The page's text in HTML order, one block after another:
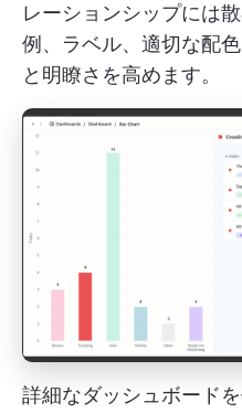
レーションシップには
例、ラベル、適切な配
と明瞭さを高めます。
詳細なダッシュボード